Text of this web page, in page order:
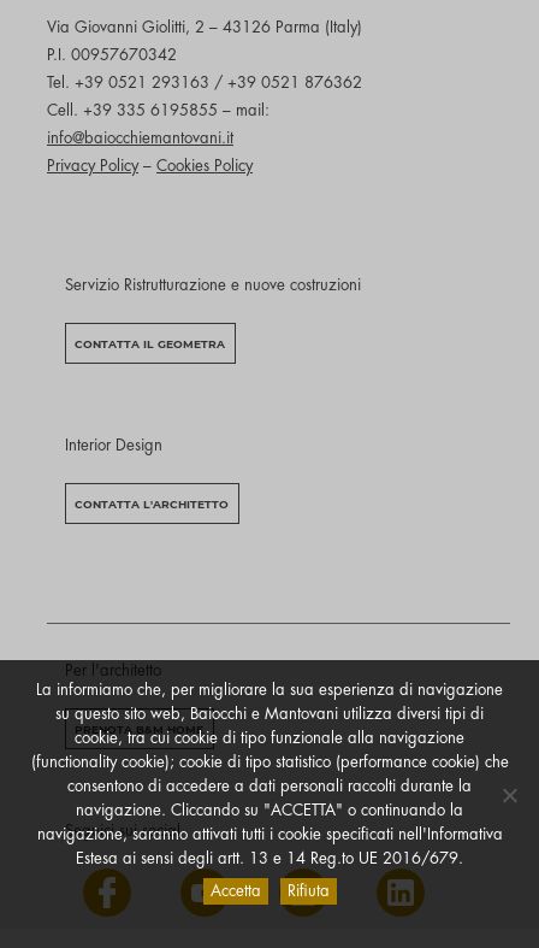
Via Giovanni Giolitti, 2 – 43126 Parma (Italy)
P.I. 00957670342
Tel. +39 0521 293163 / +39 0521 876362
Cell. +39 335 6195855 – mail:
info@baiocchiemantovani.it
Privacy Policy– Cookies Policy
Servizio Ristrutturazione e nuove costruzioni
CONTATTA IL GEOMETRA
Interior Design
CONTATTA L'ARCHITETTO
Per l'architetto
PRENOTA B&M HOME
Seguici sui social
La informiamo che, per migliorare la sua esperienza di navigazione
su questo sito web, Baiocchi e Mantovani utilizza diversi tipi di
cookie, tra cui cookie di tipo funzionale alla navigazione
(functionality cookie); cookie di tipo statistico (performance cookie) che
consentono di accedere a dati personali raccolti durante la
navigazione. Cliccando su "ACCETTA" o continuando la
navigazione, saranno attivati tutti i cookie specificati nell'Informativa
Estesa ai sensi degli artt. 13 e 14 Reg.to UE 2016/679.
Accetta Rifiuta